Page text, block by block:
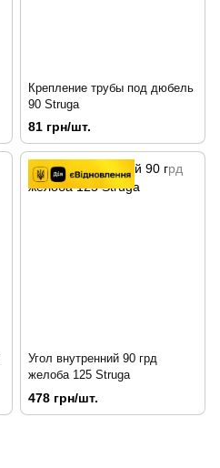
Крепление трубы под дюбель
90 Struga
81 грн/шт.
Угол внутренний 90 грд
желоба 125 Struga
478 грн/шт.